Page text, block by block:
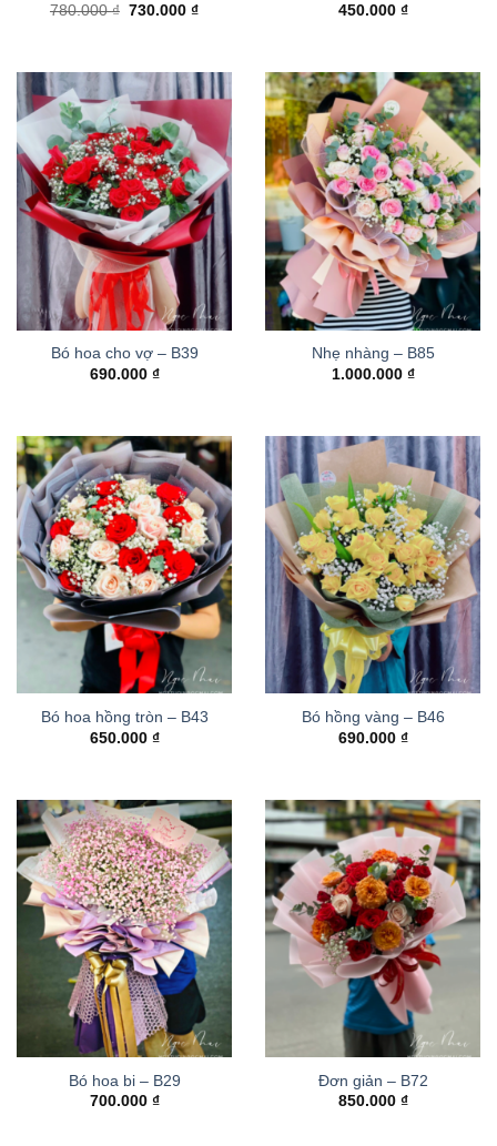
780.000₫ Giá
730.000₫Giá
450.000 ₫
Bó hoa cho vợ – B39
690.000 ₫
Nhẹ nhàng – B85
1.000.000 ₫
Bó hoa hồng tròn – B43
650.000 ₫
Bó hồng vàng – B46
690.000 ₫
Bó hoa bi – B29
700.000 ₫
Đơn giản – B72
850.000 ₫